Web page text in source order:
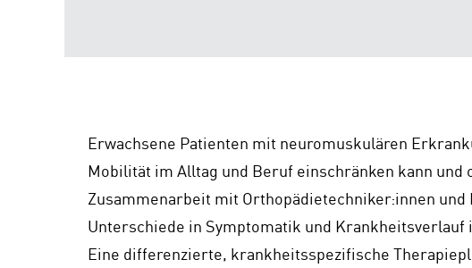
Erwachsene Patienten mit neuromuskulären
Mobilität im Alltag und Beruf einschränken kann
Zusammenarbeit mit Orthopädietechniker:innen
Unterschiede in Symptomatik und Krankheitsverlauf
Eine differenzierte, krankheitsspezifische